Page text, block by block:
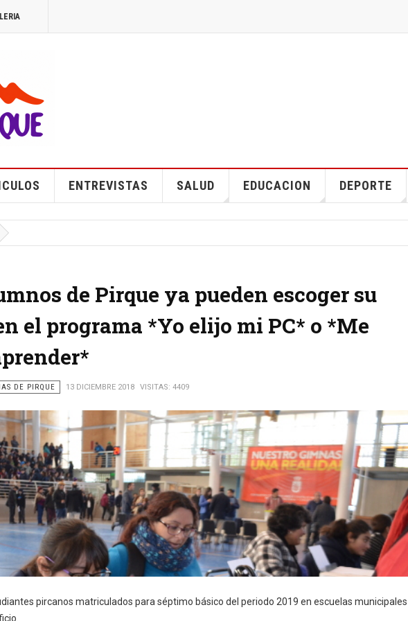
ENTREVISTAS SALUD EDUCACION DEPORTE
de Pirque ya pueden escoger su
el programa *Yo elijo mi PC* o *Me
DE PIRQUE 13 DICIEMBRE 2018 VISITAS: 4409
pircanos matriculados para séptimo básico del periodo 2019 en escuelas